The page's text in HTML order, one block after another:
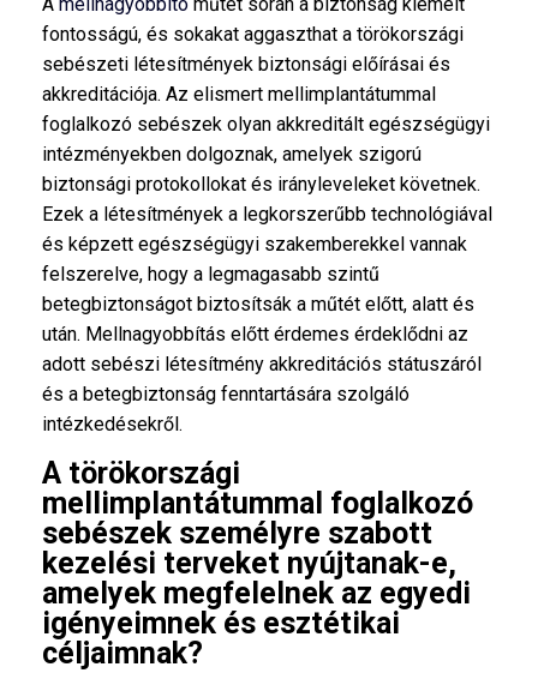
fontosságú, és sokakat aggaszthat a törökországi
sebészeti létesítmények biztonsági előírásai és
akkreditációja. Az elismert mellimplantátummal
foglalkozó sebészek olyan akkreditált egészségügyi
intézményekben dolgoznak, amelyek szigorú
biztonsági protokollokat és irányleveleket követnek.
Ezek a létesítmények a legkorszerűbb technológiával
és képzett egészségügyi szakemberekkel vannak
felszerelve, hogy a legmagasabb szintű
betegbiztonságot biztosítsák a műtét előtt, alatt és
után. Mellnagyobbítás előtt érdemes érdeklődni az
adott sebészi létesítmény akkreditációs státuszáról
és a betegbiztonság fenntartására szolgáló
intézkedésekről.
A törökországi
mellimplantátummal foglalkozó
sebészek személyre szabott
kezelési terveket nyújtanak-e,
amelyek megfelelnek az egyedi
igényeimnek és esztétikai
céljaimnak?